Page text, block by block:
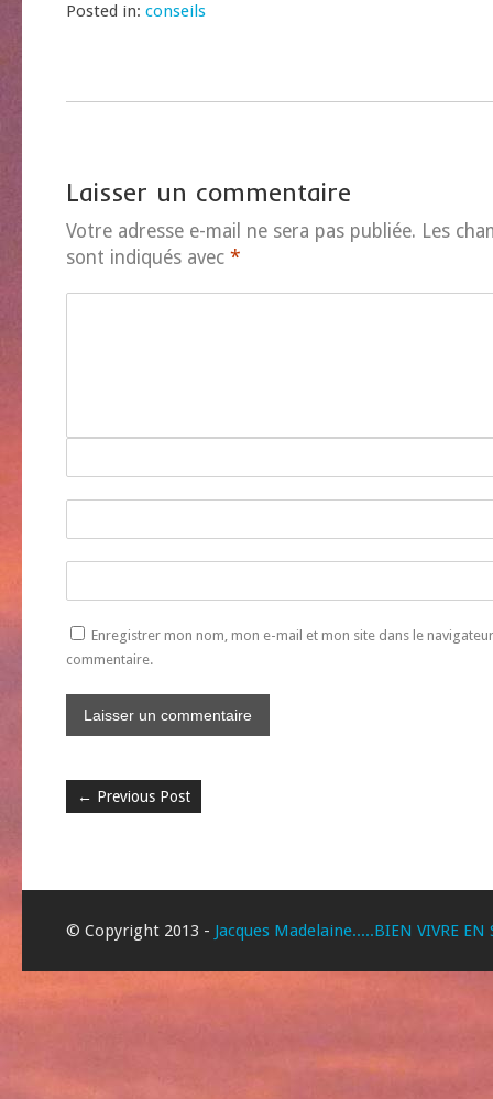
Posted in: conseils
Laisser un commentaire
Votre adresse e-mail ne sera pas publiée. Les
sont indiqués avec *
Enregistrer mon nom, mon e-mail et mon site dans le
commentaire.
← Previous Post
© Copyright 2013 - Jacques Madelaine.....BIEN VIVRE EN